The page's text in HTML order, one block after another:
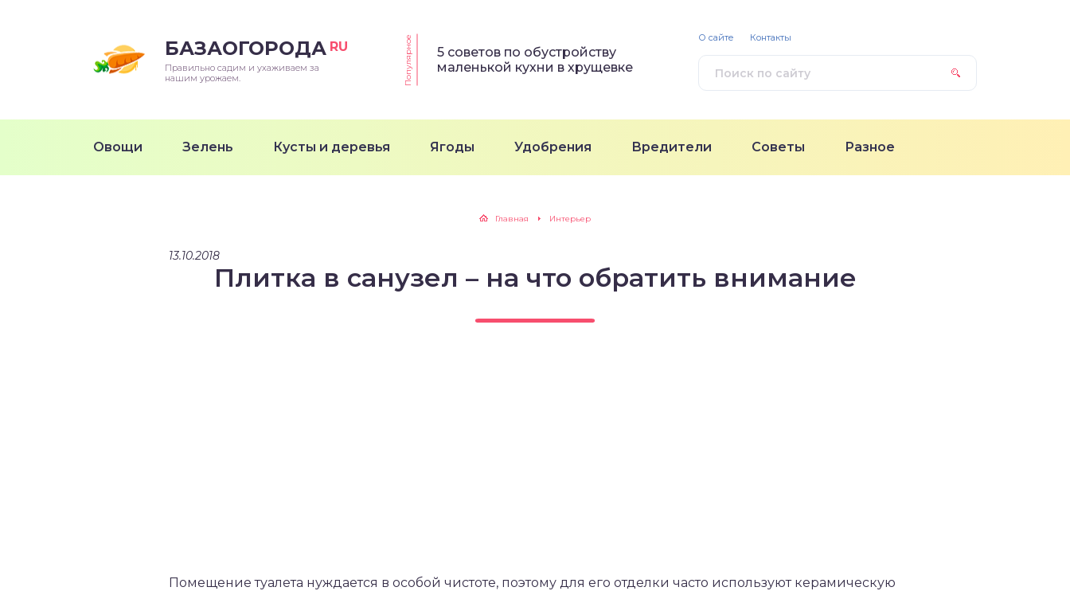
БАЗАОГОРОДА RU
Правильно садим и ухаживаем за
нашим урожаем.
Популярное
5 советов по обустройству
маленькой кухни в хрущевке
Овощи Зелень Кусты и деревья Ягоды Удобрения Вредители Советы Разное
О сайте Контакты
Главная Интерьер
13.10.2018
Плитка в санузел – на что обратить внимание
Помещение туалета нуждается в особой чистоте, поэтому для его отделки часто используют керамическую